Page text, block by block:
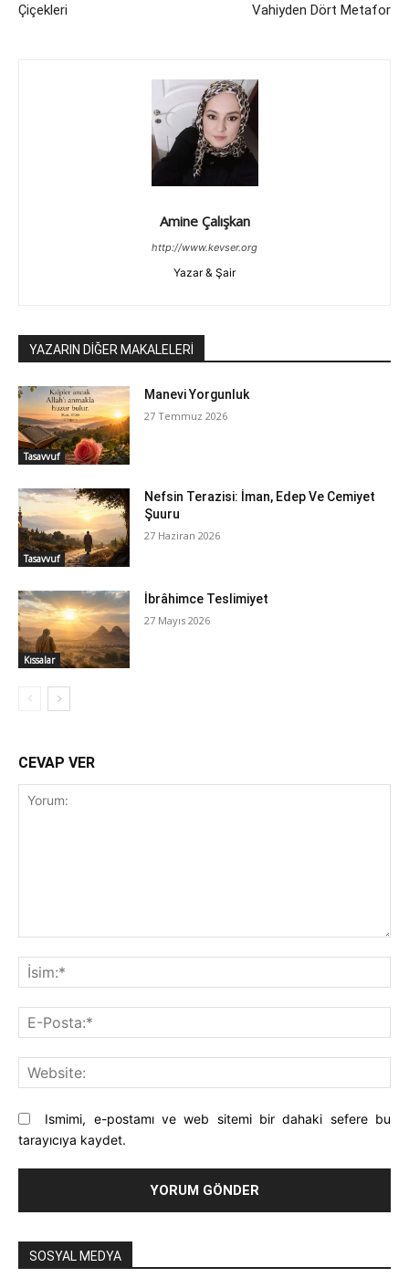
Çiçekleri Vahiyden Dört Metafor
Amine Çalışkan
http://www.kevser.org
Yazar & Şair
YAZARIN DİĞER MAKALELERİ
Tasavvuf
Manevi Yorgunluk
27 Temmuz 2026
Tasavvuf
Nefsin Terazisi: İman, Edep Ve Cemiyet
Şuuru
27 Haziran 2026
Kıssalar
İbrâhimce Teslimiyet
27 Mayıs 2026
CEVAP VER
Ismimi, e-postamı ve web sitemi bir dahaki sefere bu
tarayıcıya kaydet.
SOSYAL MEDYA